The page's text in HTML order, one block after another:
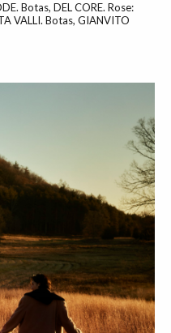
Botas, DEL CORE. Rose:
VALLI. Botas, GIANVITO